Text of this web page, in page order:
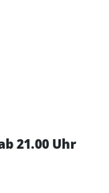
21.00 Uhr